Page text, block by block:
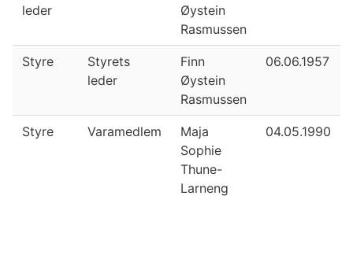
leder
Øystein
Rasmussen
Styre
Styrets
leder
Finn
Øystein
Rasmussen
06.06.1957
Styre Varamedlem
Maja
Sophie
Thune-
Larneng
04.05.1990